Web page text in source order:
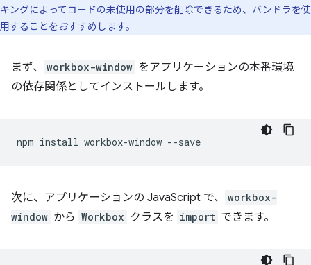
キングによってコードの未使用の部分を削除できるため、バンドラを使
用することをおすすめします。
まず、 workbox-window をアプリケーションの本番環境
の依存関係としてインストールします。
npm install workbox-window
次に、アプリケーションの JavaScript で、
workbox-
window から Workbox クラスを import できます。